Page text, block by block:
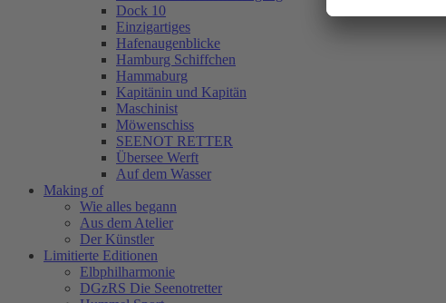
Dock 10
Einzigartiges
Hafenaugen­blicke
Hamburg Schiffchen
Hammaburg
Kapitänin und Kapitän
Maschinist
Möwenschiss
SEENOT RETTER
Übersee Werft
Auf dem Wasser
Making of
Wie alles begann
Aus dem Atelier
Der Künstler
Limitierte Editionen
Elbphilharmonie
DGzRS Die Seenotretter